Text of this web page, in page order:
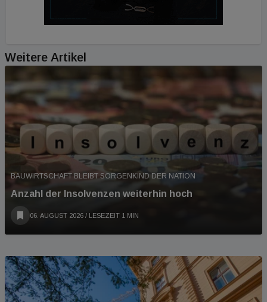
Weitere Artikel
BAUWIRTSCHAFT BLEIBT SORGENKIND DER NATION
Anzahl der Insolvenzen weiterhin hoch
06. AUGUST 2026 / LESEZEIT 1 MIN